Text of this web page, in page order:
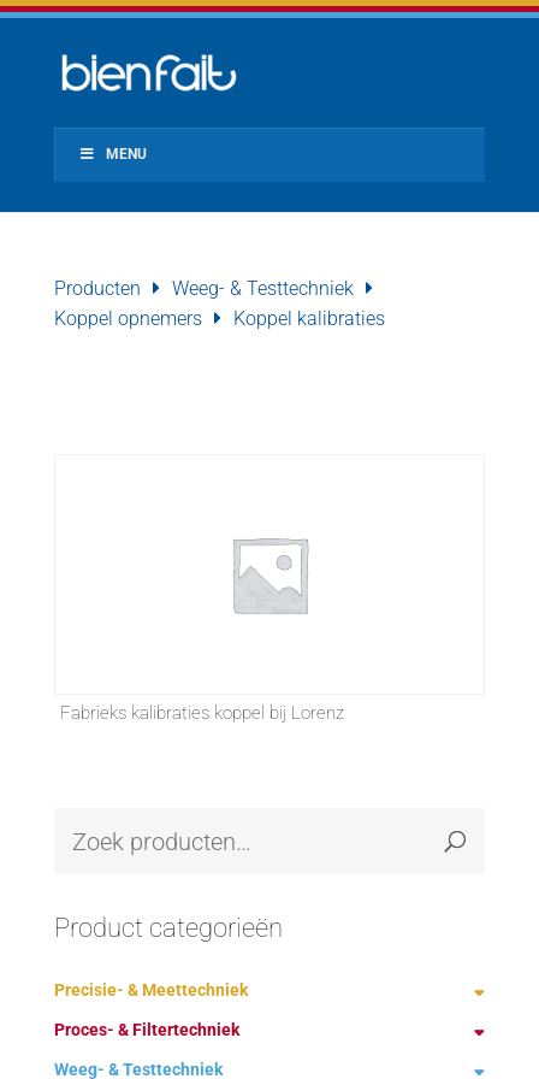
MENU
Producten
Weeg- & Testtechniek
Koppel opnemers
Koppel kalibraties
Fabrieks kalibraties koppel bij Lorenz
Product categorieën
Precisie- & Meettechniek
Demagnetiseren
Fabrikanten
Proces- & Filtertechniek
Ontstoffing technologie
Weeg- & Testtechniek